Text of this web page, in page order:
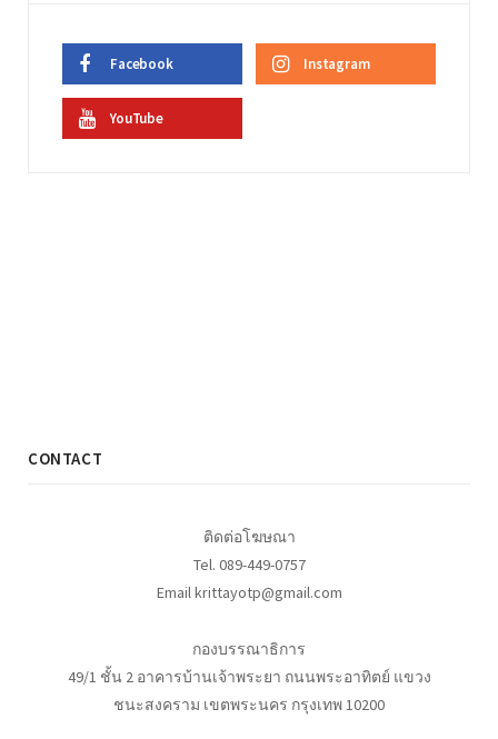
Facebook Instagram
YouTube
CONTACT
ติดต่อโฆษณา
Tel. 089-449-0757
Email krittayotp@gmail.com
กองบรรณาธิการ
49/1 ชั้น 2 อาคารบ้านเจ้าพระยา ถนนพระอาทิตย์ แขวง
ชนะสงคราม เขตพระนคร กรุงเทพ 10200